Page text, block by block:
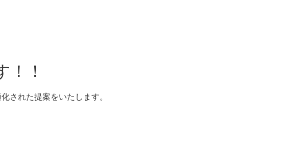
！
された提案をいたします。